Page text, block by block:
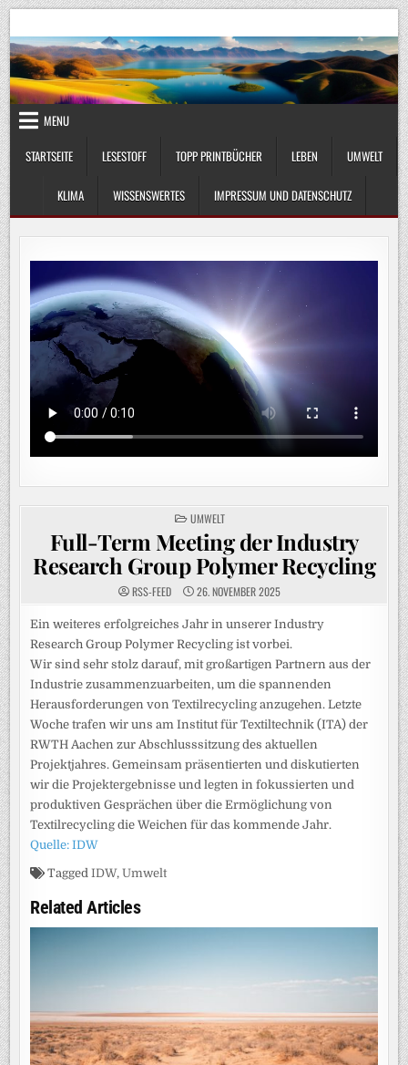
Skip
to
content
UmweltKlima.com
MENU
STARTSEITE
LESESTOFF TOPP PRINTBÜCHER LEBEN UMWELT
KLIMA WISSENSWERTES IMPRESSUM UND DATENSCHUTZ
POSTED
IN
UMWELT
Full-Term Meeting der Industry
Research Group Polymer Recycling
RSS-FEED 26. NOVEMBER 2025
Ein weiteres erfolgreiches Jahr in unserer Industry
Research Group Polymer Recycling ist vorbei.
Wir sind sehr stolz darauf, mit großartigen Partnern aus der
Industrie zusammenzuarbeiten, um die spannenden
Herausforderungen von Textilrecycling anzugehen. Letzte
Woche trafen wir uns am Institut für Textiltechnik (ITA) der
RWTH Aachen zur Abschlusssitzung des aktuellen
Projektjahres. Gemeinsam präsentierten und diskutierten
wir die Projektergebnisse und legten in fokussierten und
produktiven Gesprächen über die Ermöglichung von
Textilrecycling die Weichen für das kommende Jahr.
Quelle: IDW
TaggedIDW,Umwelt
Related Articles